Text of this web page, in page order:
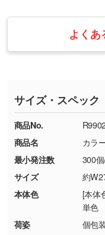
・1色印刷でグ
い
す。→詳しく見る
・コーポレート
刷色にこだわり
DIC・PANTONE
現物支給による
しく見る
・背景がある画
また、お選びい
ない場合や仕上
タッフから別の
・お届け時に商
・ご注文と異な
・印刷不良があ
※詳しくは「商品
ください。
【返品・交換が
・お客様の元で
商品が破損した
・商品到着後7日
・お客様のご都
品・色・数量な
業日以内に担当
いたします。
お急ぎの場合は
TEL：0422-29-
18:00(土日祝日除
お問い合わせフ
よくあ
サイズ・スペック
商品No.
商品名
カラ
最小発注数
300
サイズ
約
本体色
[本体
単色
荷姿
個包